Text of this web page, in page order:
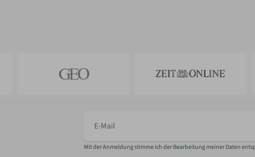
Mail
Mit der Anmeldung stimme ich der Bearbeitung meiner Daten